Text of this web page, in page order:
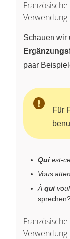
Verwendung
Schauen wir
paar
Für
Qui est-
Vous
À qui
Verwendung